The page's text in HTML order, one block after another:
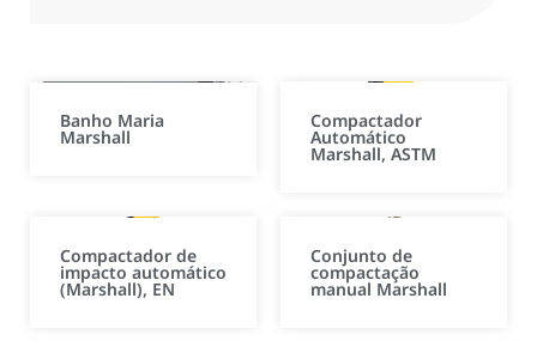
Banho Maria
Marshall
Compactador
Automático
Marshall, ASTM
Compactador de
impacto automático
(Marshall), EN
Conjunto de
compactação
manual Marshall